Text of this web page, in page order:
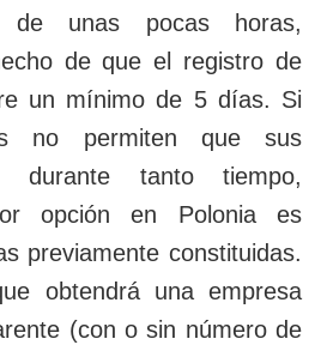
de unas pocas horas,
de que el registro de
un mínimo de 5 días. Si
no permiten que sus
durante tanto tiempo,
opción en Polonia es
previamente constituidas.
obtendrá una empresa
(con o sin número de